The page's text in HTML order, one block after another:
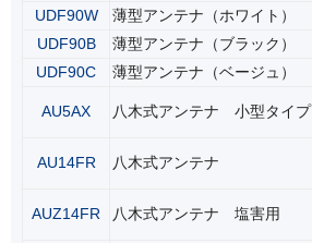
UDF90W
薄型アンテナ（ホワイト）
UDF90B
薄型アンテナ（ブラック）
UDF90C
薄型アンテナ（ベージュ）
AU5AX 八木式アンテナ 小型タイプ
AU14FR 八木式アンテナ
AUZ14FR 八木式アンテナ 塩害用